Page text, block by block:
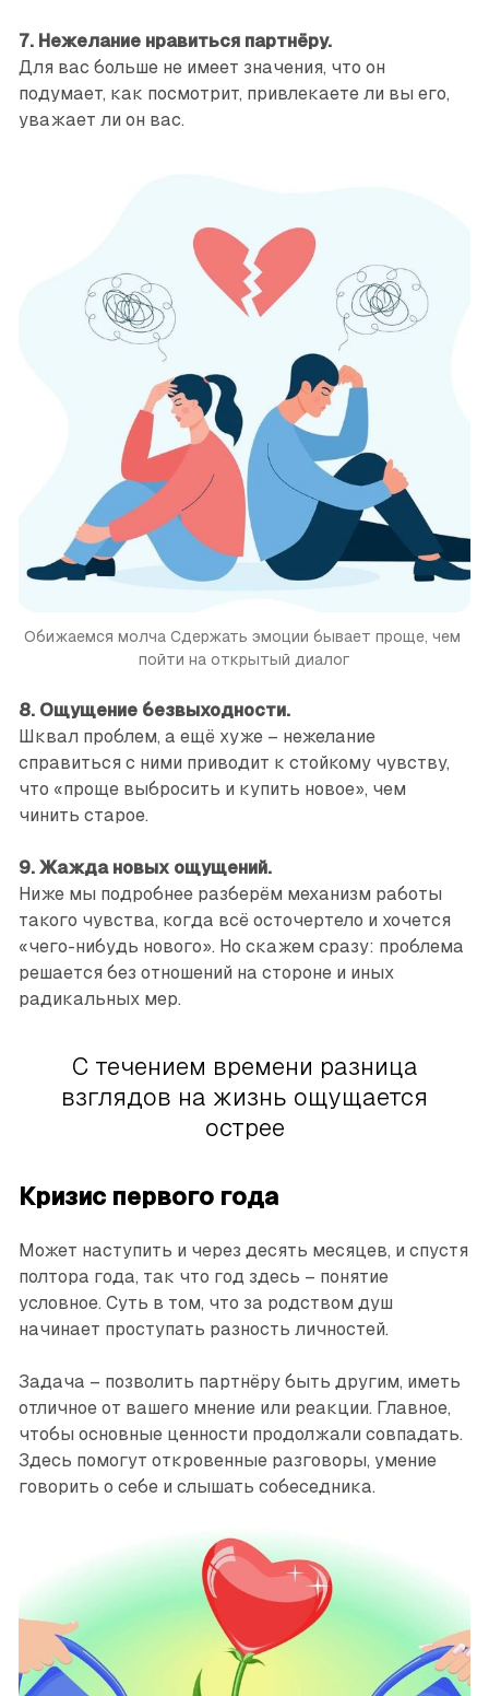
7. Нежелание нравиться партнёру.
Для вас больше не имеет значения, что он
подумает, как посмотрит, привлекаете ли вы его,
уважает ли он вас.
Обижаемся молча Сдержать эмоции бывает проще, чем
пойти на открытый диалог
8. Ощущение безвыходности.
Шквал проблем, а ещё хуже – нежелание
справиться с ними приводит к стойкому чувству,
что «проще выбросить и купить новое», чем
чинить старое.
9. Жажда новых ощущений.
Ниже мы подробнее разберём механизм работы
такого чувства, когда всё осточертело и хочется
«чего-нибудь нового». Но скажем сразу: проблема
решается без отношений на стороне и иных
радикальных мер.
С течением времени разница
взглядов на жизнь ощущается
острее
Кризис первого года
Может наступить и через десять месяцев, и спустя
полтора года, так что год здесь – понятие
условное. Суть в том, что за родством душ
начинает проступать разность личностей.
Задача – позволить партнёру быть другим, иметь
отличное от вашего мнение или реакции. Главное,
чтобы основные ценности продолжали совпадать.
Здесь помогут откровенные разговоры, умение
говорить о себе и слышать собеседника.